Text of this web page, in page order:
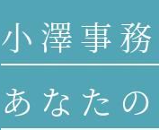
小澤事
あなた